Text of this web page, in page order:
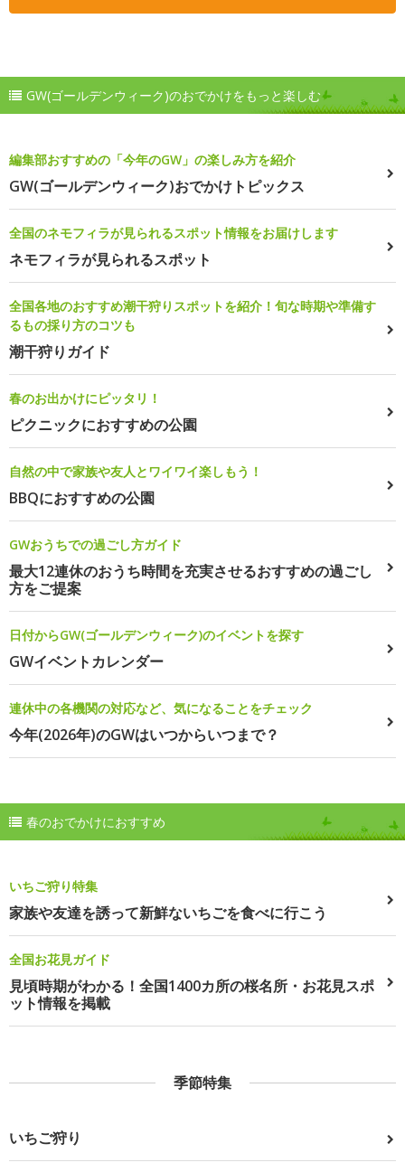
GW(ゴールデンウィーク)のおでかけをもっと楽しむ
編集部おすすめの「今年のGW」の楽しみ方を紹介
GW(ゴールデンウィーク)おでかけトピックス
全国のネモフィラが見られるスポット情報をお届けします
ネモフィラが見られるスポット
全国各地のおすすめ潮干狩りスポットを紹介！旬な時期や準備す
るもの採り方のコツも
潮干狩りガイド
春のお出かけにピッタリ！
ピクニックにおすすめの公園
自然の中で家族や友人とワイワイ楽しもう！
BBQにおすすめの公園
GWおうちでの過ごし方ガイド
最大12連休のおうち時間を充実させるおすすめの過ごし
方をご提案
日付からGW(ゴールデンウィーク)のイベントを探す
GWイベントカレンダー
連休中の各機関の対応など、気になることをチェック
今年(2026年)のGWはいつからいつまで？
春のおでかけにおすすめ
いちご狩り特集
家族や友達を誘って新鮮ないちごを食べに行こう
全国お花見ガイド
見頃時期がわかる！全国1400カ所の桜名所・お花見スポ
ット情報を掲載
季節特集
いちご狩り